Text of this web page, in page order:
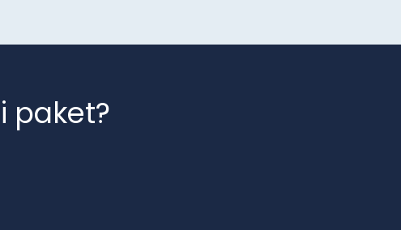
paket?